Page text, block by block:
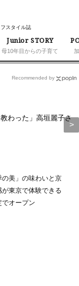
スタイル誌
Junior STORY
母10年目からの子育て
わった」高垣麗子さ
Recommended by
美」の味わいと京
東京で体験できる
オープン